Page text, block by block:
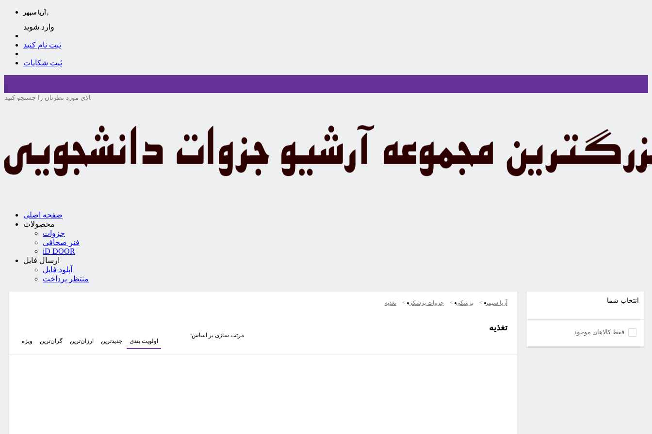
آریا سپهر ,
وارد شوید
ثبت نام کنید
ثبت شکایات
صفحه اصلی
محصولات
جزوات
فنر صحافی
iD DOOR
ارسال فایل
آپلود فایل
منتظر پرداخت
انتخاب شما
فقط کالاهای موجود
آریا سپهر پزشکی جزوات پزشكي تغذیه
تغذیه
مرتب سازی بر اساس:
اولویت بندی
جدیدترین ارزان‌ترین گران‌ترین ویژه